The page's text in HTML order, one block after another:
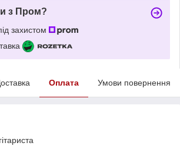
з Пром?
захистом
Оплата Умови повернення